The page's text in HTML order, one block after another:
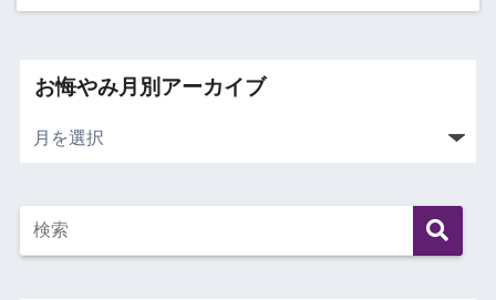
お悔やみ月別アーカイブ